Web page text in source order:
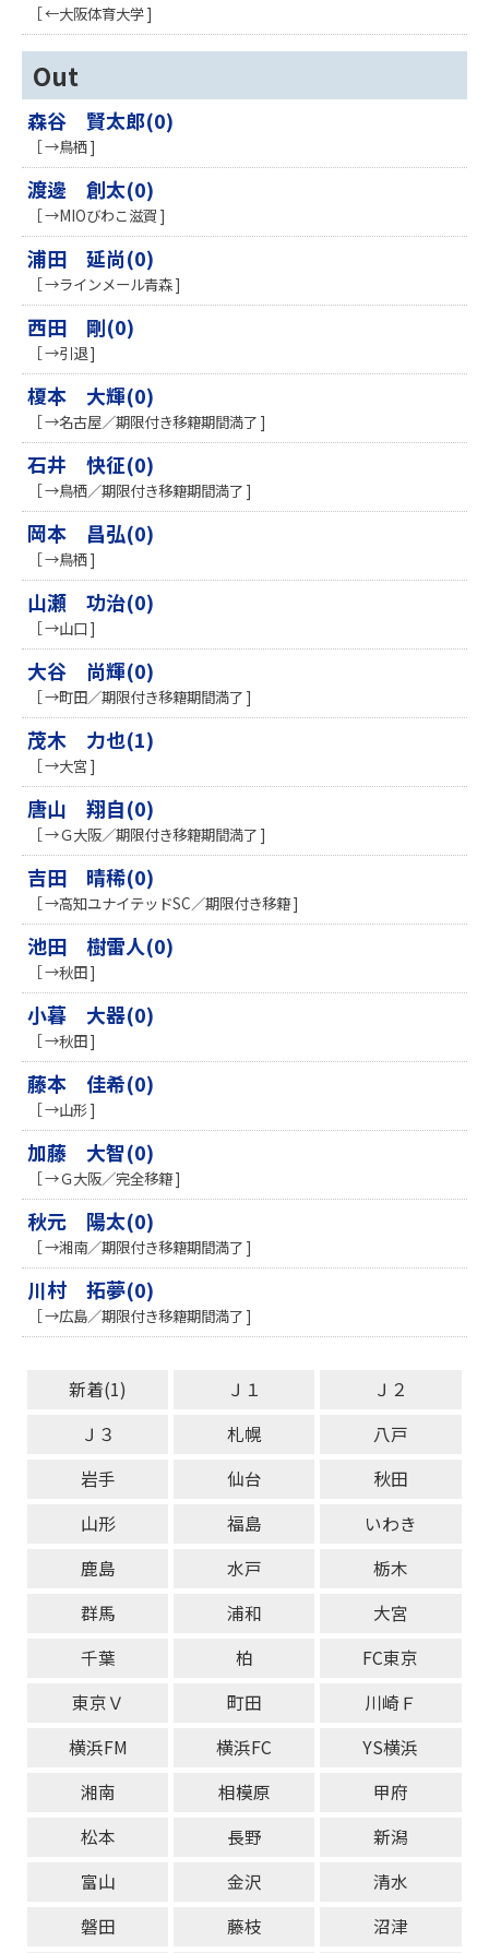
［ ←大阪体育大学 ]
Out
森谷 賢太郎(0)
［ →鳥栖 ]
渡邊 創太(0)
［ →MIOびわこ滋賀 ]
浦田 延尚(0)
［ →ラインメール青森 ]
西田 剛(0)
［ →引退 ]
榎本 大輝(0)
［ →名古屋／期限付き移籍期間満了 ]
石井 快征(0)
［ →鳥栖／期限付き移籍期間満了 ]
岡本 昌弘(0)
［ →鳥栖 ]
山瀬 功治(0)
［ →山口 ]
大谷 尚輝(0)
［ →町田／期限付き移籍期間満了 ]
茂木 力也(1)
［ →大宮 ]
唐山 翔自(0)
［ →Ｇ大阪／期限付き移籍期間満了 ]
吉田 晴稀(0)
［ →高知ユナイテッドSC／期限付き移籍 ]
池田 樹雷人(0)
［ →秋田 ]
小暮 大器(0)
［ →秋田 ]
藤本 佳希(0)
［ →山形 ]
加藤 大智(0)
［ →Ｇ大阪／完全移籍 ]
秋元 陽太(0)
［ →湘南／期限付き移籍期間満了 ]
川村 拓夢(0)
［ →広島／期限付き移籍期間満了 ]
新着(1) Ｊ１
Ｊ２
Ｊ３
札幌
八戸
岩手
仙台
秋田
山形
福島
いわき
鹿島
水戸
栃木
群馬
浦和
大宮
千葉
柏
FC東京
東京Ｖ
町田
川崎Ｆ
横浜FM
横浜FC
YS横浜
湘南
相模原
甲府
松本
長野
新潟
富山
金沢
清水
磐田
藤枝
沼津